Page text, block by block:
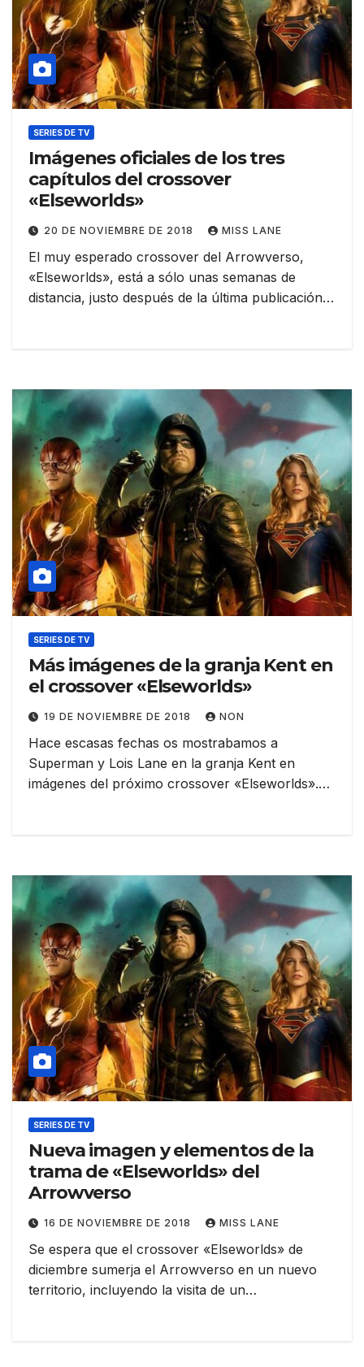
SERIES DE TV
Imágenes oficiales de los tres
capítulos del crossover
«Elseworlds»
20 DE NOVIEMBRE DE 2018 MISS LANE
El muy esperado crossover del Arrowverso,
«Elseworlds», está a sólo unas semanas de
distancia, justo después de la última publicación…
SERIES DE TV
Más imágenes de la granja Kent en
el crossover «Elseworlds»
19 DE NOVIEMBRE DE 2018 NON
Hace escasas fechas os mostrabamos a
Superman y Lois Lane en la granja Kent en
imágenes del próximo crossover «Elseworlds».…
SERIES DE TV
Nueva imagen y elementos de la
trama de «Elseworlds» del
Arrowverso
16 DE NOVIEMBRE DE 2018 MISS LANE
Se espera que el crossover «Elseworlds» de
diciembre sumerja el Arrowverso en un nuevo
territorio, incluyendo la visita de un…